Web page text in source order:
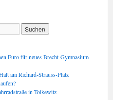
Euro für neues Brecht-Gymnasium
am Richard-Strauss-Platz
in Tolkewitz